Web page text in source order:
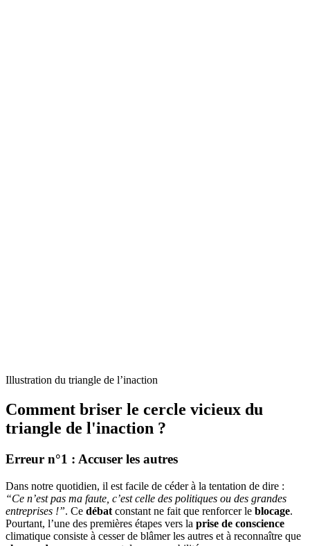
Illustration du triangle de l’inaction
Comment briser le cercle vicieux du
triangle de l'inaction ?
Erreur n°1 : Accuser les autres
Dans notre quotidien, il est facile de céder à la tentation de dire :
“Ce n’est pas ma faute, c’est celle des politiques ou des grandes
entreprises !”. Ce débat constant ne fait que renforcer le blocage.
Pourtant, l’une des premières étapes vers la prise de conscience
climatique consiste à cesser de blâmer les autres et à reconnaître que